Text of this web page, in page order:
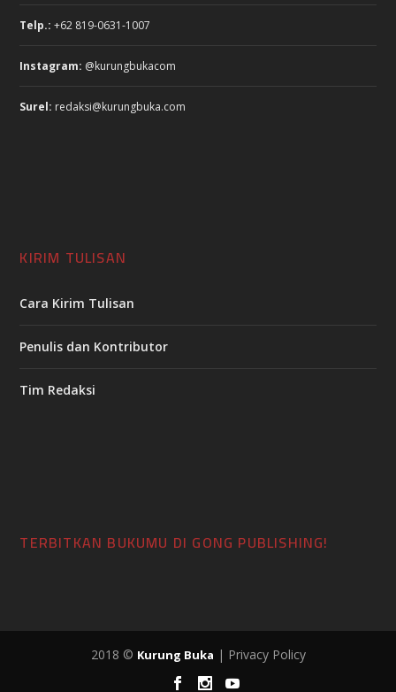
Telp.: +62 819-0631-1007
Instagram: @kurungbukacom
Surel: redaksi@kurungbuka.com
KIRIM TULISAN
Cara Kirim Tulisan
Penulis dan Kontributor
Tim Redaksi
TERBITKAN BUKUMU DI GONG PUBLISHING!
2018 © Kurung Buka | Privacy Policy